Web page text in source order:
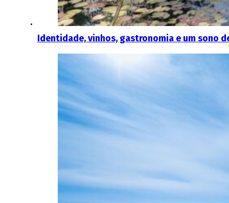
Identidade, vinhos, gastronomia e um sono